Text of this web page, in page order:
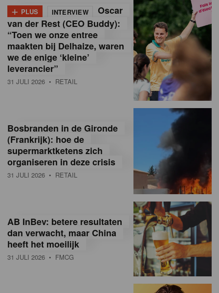
a
M
a
g
a
n
e
a
+ PLUS INTERVIEW
Oscar
van der Rest (CEO Buddy):
“Toen we onze entree
maakten bij Delhaize, waren
we de enige ‘kleine’
leverancier”
31 JULI 2026 • RETAIL
Bosbranden in de Gironde
(Frankrijk): hoe de
supermarktketens zich
organiseren in deze crisis
31 JULI 2026 • RETAIL
AB InBev: betere resultaten
dan verwacht, maar China
heeft het moeilijk
31 JULI 2026 • FMCG